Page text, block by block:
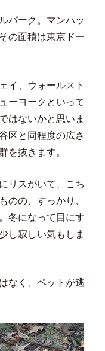
パーク。マンハッ
の面積は東京ドー
イ、ウォールスト
ーヨークといって
はないかと思いま
区と同程度の広さ
を抜きます。
リスがいて、こち
のの、すっかり、
冬になって目にす
し寂しい気もしま
なく、ペットが逃